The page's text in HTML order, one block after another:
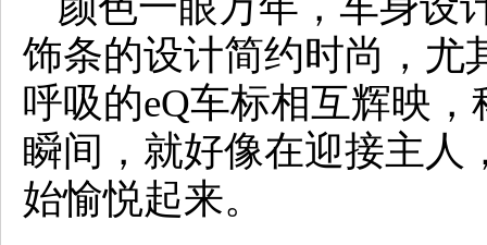
饰条的设计简约时尚，尤
呼吸的eQ车标相互辉映
瞬间，就好像在迎接主人
始愉悦起来。